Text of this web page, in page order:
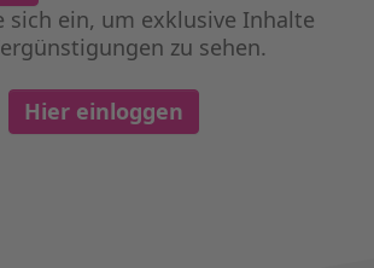
sich ein, um exklusive Inhalte
zu sehen.
Hier einloggen